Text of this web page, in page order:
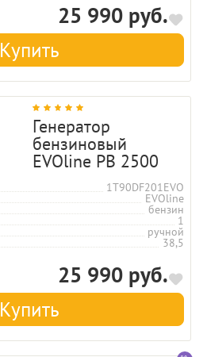
25 990 руб.
Купить
Генератор
бензиновый
EVOline PB 2500
1T90DF201EVO
EVOline
бензин
1
ручной
38,5
25 990 руб.
Купить